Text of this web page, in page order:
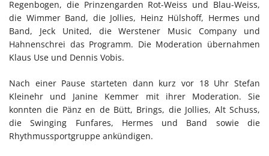
Regenbogen, die Prinzengarden Rot-Weiss und Blau-Weiss,
die Wimmer Band, die Jollies, Heinz Hülshoff, Hermes und
Band, Jeck United, die Werstener Music Company und
Hahnenschrei das Programm. Die Moderation übernahmen
Klaus Use und Dennis Vobis.
Nach einer Pause starteten dann kurz vor 18 Uhr Stefan
Kleinehr und Janine Kemmer mit ihrer Moderation. Sie
konnten die Pänz en de Bütt, Brings, die Jollies, Alt Schuss,
die Swinging Funfares, Hermes und Band sowie die
Rhythmussportgruppe ankündigen.